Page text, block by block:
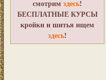
смотрим здесь!
БЕСПЛАТНЫЕ КУРСЫ
кройки и шитья ищем
здесь!